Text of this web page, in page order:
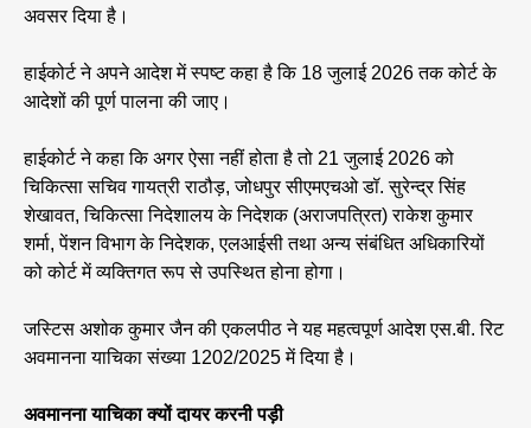
अवसर दिया है।
हाईकोर्ट ने अपने आदेश में स्पष्ट कहा है कि 18 जुलाई 2026 तक कोर्ट के
आदेशों की पूर्ण पालना की जाए।
हाईकोर्ट ने कहा कि अगर ऐसा नहीं होता है तो 21 जुलाई 2026 को
चिकित्सा सचिव गायत्री राठौड़, जोधपुर सीएमएचओ डॉ. सुरेन्द्र सिंह
शेखावत, चिकित्सा निदेशालय के निदेशक (अराजपत्रित) राकेश कुमार
शर्मा, पेंशन विभाग के निदेशक, एलआईसी तथा अन्य संबंधित अधिकारियों
को कोर्ट में व्यक्तिगत रूप से उपस्थित होना होगा।
जस्टिस अशोक कुमार जैन की एकलपीठ ने यह महत्वपूर्ण आदेश एस.बी. रिट
अवमानना याचिका संख्या 1202/2025 में दिया है।
अवमानना याचिका क्यों दायर करनी पड़ी